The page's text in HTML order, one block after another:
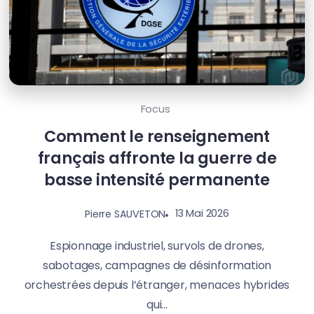
Focus
Comment le renseignement
français affronte la guerre de
basse intensité permanente
Pierre SAUVETON 13 Mai 2026
Espionnage industriel, survols de drones,
sabotages, campagnes de désinformation
orchestrées depuis l’étranger, menaces hybrides
qui...